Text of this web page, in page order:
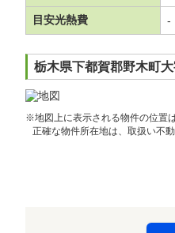
目安光熱費 -
栃木県下都賀郡野木町
※地図上に表示される物件の位置
正確な物件所在地は、取扱い不